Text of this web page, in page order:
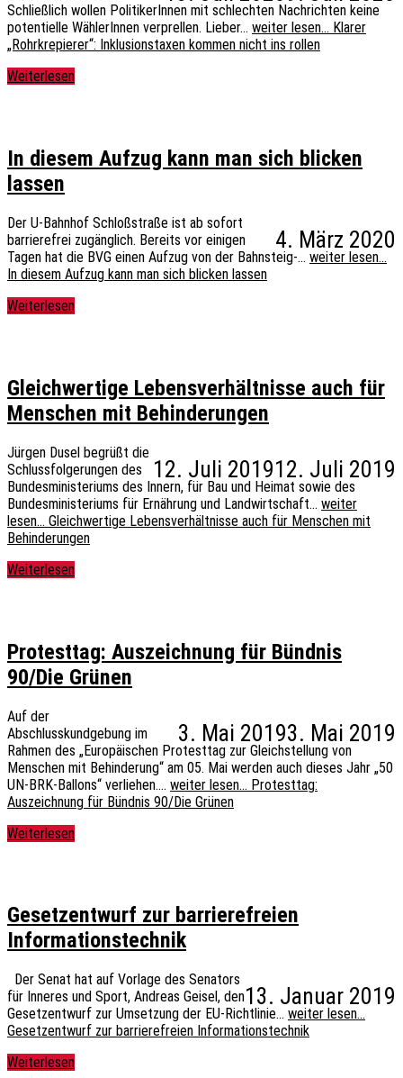
Schließlich wollen PolitikerInnen mit schlechten Nachrichten keine
potentielle WählerInnen verprellen. Lieber… weiter lesen… Klarer
„Rohrkrepierer“: Inklusionstaxen kommen nicht ins rollen
Weiterlesen
In diesem Aufzug kann man sich blicken
lassen
4. März 2020
Der U-Bahnhof Schloßstraße ist ab sofort
barrierefrei zugänglich. Bereits vor einigen
Tagen hat die BVG einen Aufzug von der Bahnsteig-… weiter lesen…
In diesem Aufzug kann man sich blicken lassen
Weiterlesen
Gleichwertige Lebensverhältnisse auch für
Menschen mit Behinderungen
12. Juli 2019
12. Juli 2019
Jürgen Dusel begrüßt die
Schlussfolgerungen des
Bundesministeriums des Innern, für Bau und Heimat sowie des
Bundesministeriums für Ernährung und Landwirtschaft… weiter
lesen… Gleichwertige Lebensverhältnisse auch für Menschen mit
Behinderungen
Weiterlesen
Protesttag: Auszeichnung für Bündnis
90/Die Grünen
3. Mai 2019
3. Mai 2019
Auf der
Abschlusskundgebung im
Rahmen des „Europäischen Protesttag zur Gleichstellung von
Menschen mit Behinderung“ am 05. Mai werden auch dieses Jahr „50
UN-BRK-Ballons“ verliehen.… weiter lesen… Protesttag:
Auszeichnung für Bündnis 90/Die Grünen
Weiterlesen
Gesetzentwurf zur barrierefreien
Informationstechnik
13. Januar 2019
Der Senat hat auf Vorlage des Senators
für Inneres und Sport, Andreas Geisel, den
Gesetzentwurf zur Umsetzung der EU-Richtlinie… weiter lesen…
Gesetzentwurf zur barrierefreien Informationstechnik
Weiterlesen